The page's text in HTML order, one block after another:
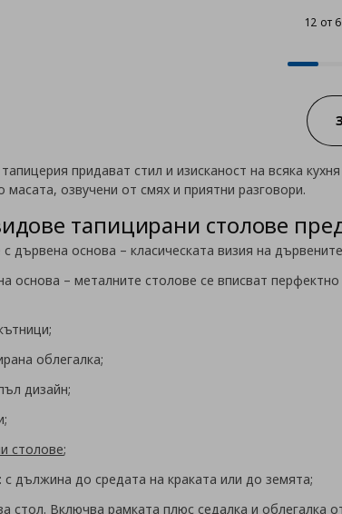
12 от
Progress:
придават стил и изисканост на всяка
масата, озвучени от смях и приятни разговори.
тапицирани столове
с дървена основа – класическата визия на
основа – металните столове се вписват
облегалка;
дизайн;
столове;
с дължина до средата на краката или до земята;
стол. Включва рамката плюс седалка и